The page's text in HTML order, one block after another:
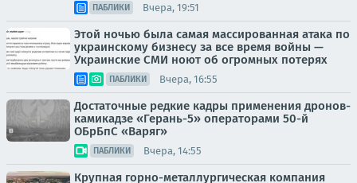
ПАБЛИКИ Вчера, 19:51
Этой ночью была самая массированная атака по
украинскому бизнесу за все время войны —
Украинские СМИ ноют об огромных потерях
ПАБЛИКИ Вчера, 16:55
Достаточные редкие кадры применения дронов-
камикадзе «Герань-5» операторами 50-й
ОБрБпС «Варяг»
ПАБЛИКИ Вчера, 14:55
Крупная горно-металлургическая компания